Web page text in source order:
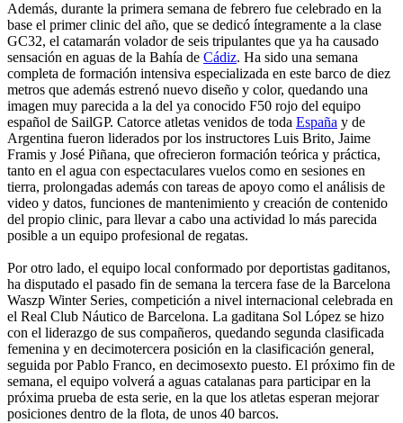
Además, durante la primera semana de febrero fue celebrado en la
base el primer clinic del año, que se dedicó íntegramente a la clase
GC32, el catamarán volador de seis tripulantes que ya ha causado
sensación en aguas de la Bahía de Cádiz. Ha sido una semana
completa de formación intensiva especializada en este barco de diez
metros que además estrenó nuevo diseño y color, quedando una
imagen muy parecida a la del ya conocido F50 rojo del equipo
español de SailGP. Catorce atletas venidos de toda España y de
Argentina fueron liderados por los instructores Luis Brito, Jaime
Framis y José Piñana, que ofrecieron formación teórica y práctica,
tanto en el agua con espectaculares vuelos como en sesiones en
tierra, prolongadas además con tareas de apoyo como el análisis de
video y datos, funciones de mantenimiento y creación de contenido
del propio clinic, para llevar a cabo una actividad lo más parecida
posible a un equipo profesional de regatas.
Por otro lado, el equipo local conformado por deportistas gaditanos,
ha disputado el pasado fin de semana la tercera fase de la Barcelona
Waszp Winter Series, competición a nivel internacional celebrada en
el Real Club Náutico de Barcelona. La gaditana Sol López se hizo
con el liderazgo de sus compañeros, quedando segunda clasificada
femenina y en decimotercera posición en la clasificación general,
seguida por Pablo Franco, en decimosexto puesto. El próximo fin de
semana, el equipo volverá a aguas catalanas para participar en la
próxima prueba de esta serie, en la que los atletas esperan mejorar
posiciones dentro de la flota, de unos 40 barcos.